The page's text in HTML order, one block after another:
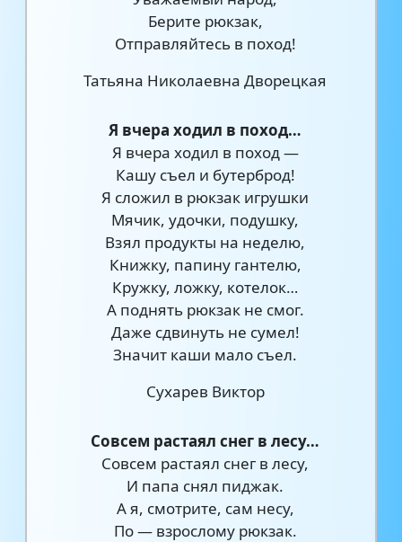
Берите рюкзак,
Отправляйтесь в поход!
Татьяна Николаевна Дворецкая
Я вчера ходил в поход…
Я вчера ходил в поход —
Кашу съел и бутерброд!
Я сложил в рюкзак игрушки
Мячик, удочки, подушку,
Взял продукты на неделю,
Книжку, папину гантелю,
Кружку, ложку, котелок…
А поднять рюкзак не смог.
Даже сдвинуть не сумел!
Значит каши мало съел.
Сухарев Виктор
Совсем растаял снег в лесу…
Совсем растаял снег в лесу,
И папа снял пиджак.
А я, смотрите, сам несу,
По — взрослому рюкзак.